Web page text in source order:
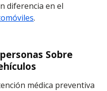
diferencia en el
.
Sobre
médica preventiva